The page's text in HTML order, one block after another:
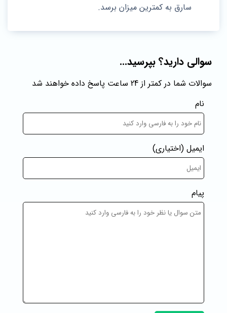
سارق به کمترین میزان برسد.
سوالی دارید؟ بپرسید...
سوالات شما در کمتر از 24 ساعت پاسخ داده خواهند شد
نام
ایمیل (اختیاری)
پیام